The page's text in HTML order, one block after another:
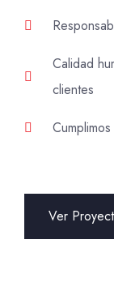
Calidad
clientes
Ver